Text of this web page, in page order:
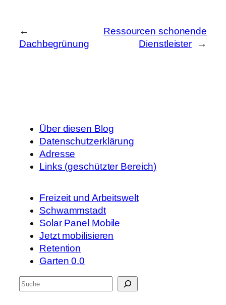
←
Dachbegrünung
Ressourcen schonende
Dienstleister
→
Über diesen Blog
Datenschutzerklärung
Adresse
Links (geschützter Bereich)
Freizeit und Arbeitswelt
Schwammstadt
Solar Panel Mobile
Jetzt mobilisieren
Retention
Garten 0.0
S
u